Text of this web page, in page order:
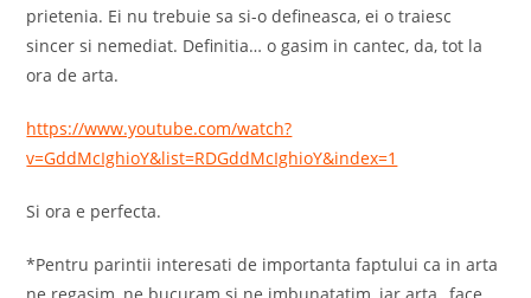
prietenia. Ei nu trebuie sa si-o defineasca, ei o traiesc
sincer si nemediat. Definitia… o gasim in cantec, da, tot la
ora de arta.
https://www.youtube.com/watch?
v=GddMcIghioY&list=RDGddMcIghioY&index=1
Si ora e perfecta.
*Pentru parintii interesati de importanta faptului ca in arta